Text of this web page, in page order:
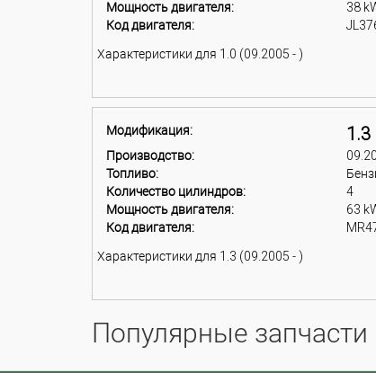
Мощность двигателя:
38
Код двигателя:
Характеристики для 1.0 (09.2005 - )
Модификация: 1.3
Производство:
Топливо:
Количество цилиндров:
4
Мощность двигателя:
63
Код двигателя:
Характеристики для 1.3 (09.2005 - )
Популярные запчасти